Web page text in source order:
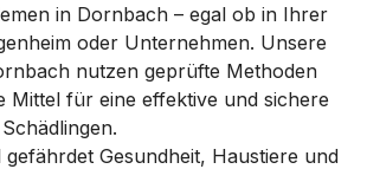
in Dornbach – egal ob in Ihrer
oder Unternehmen. Unsere
nutzen geprüfte Methoden
Mittel für eine effektive und sichere
gefährdet Gesundheit, Haustiere und